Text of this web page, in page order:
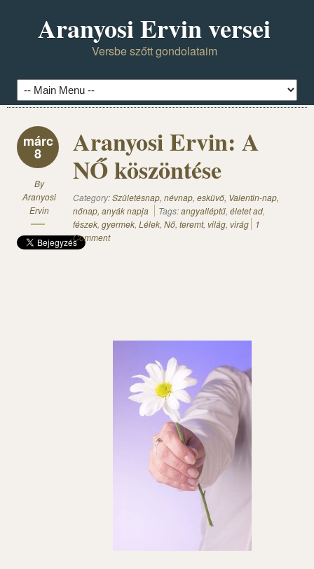
Aranyosi Ervin versei
Versbe szőtt gondolataim
márc
8
By
Aranyosi
Ervin
Aranyosi Ervin: A
NŐ köszöntése
Category:Születésnap, névnap, esküvő, Valentin-nap,
nőnap, anyák napja
Tags:angyalléptű, életet ad,
fészek, gyermek, Lélek, Nő, teremt, világ, virág
1
Comment